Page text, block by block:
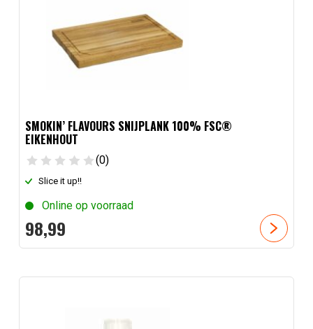
SMOKIN’ FLAVOURS SNIJPLANK 100% FSC®
EIKENHOUT
(0)
Slice it up!!
Online op voorraad
98,99